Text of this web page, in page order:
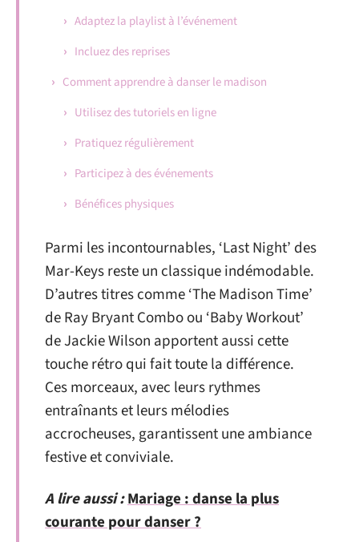
Adaptez la playlist à l’événement
Incluez des reprises
Comment apprendre à danser le madison
Utilisez des tutoriels en ligne
Pratiquez régulièrement
Participez à des événements
Bénéfices physiques
Parmi les incontournables, ‘Last Night’ des
Mar-Keys reste un classique indémodable.
D’autres titres comme ‘The Madison Time’
de Ray Bryant Combo ou ‘Baby Workout’
de Jackie Wilson apportent aussi cette
touche rétro qui fait toute la différence.
Ces morceaux, avec leurs rythmes
entraînants et leurs mélodies
accrocheuses, garantissent une ambiance
festive et conviviale.
A lire aussi :Mariage : danse la plus
courante pour danser ?